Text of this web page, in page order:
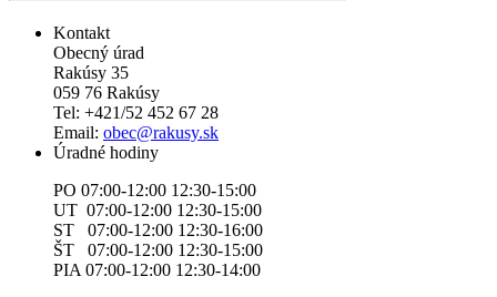
Kontakt
Obecný úrad
Rakúsy 35
059 76 Rakúsy
Tel: +421/52 452 67 28
Email: obec@rakusy.sk
Úradné hodiny
PO 07:00-12:00 12:30-15:00
UT 07:00-12:00 12:30-15:00
ST 07:00-12:00 12:30-16:00
ŠT 07:00-12:00 12:30-15:00
PIA 07:00-12:00 12:30-14:00